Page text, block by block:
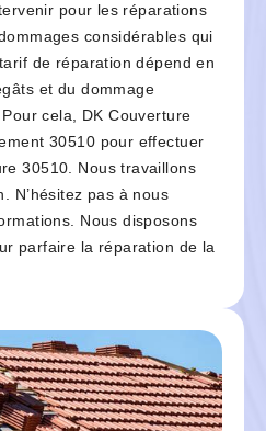
pour les réparations
considérables qui
de réparation dépend en
et du dommage
cela, DK Couverture
30510 pour effectuer
30510. Nous travaillons
N’hésitez pas à nous
Nous disposons
parfaire la réparation de la